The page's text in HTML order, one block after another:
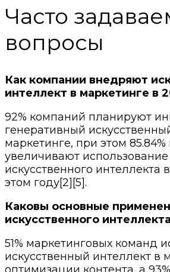
Часто
вопросы
Как компании внедряют
интеллект в маркетинге в
92% компаний планируют
генеративный
маркетинге, при этом
увеличивают использование
искусственного интеллекта
этом году[2][5].
Каковы основные
искусственного
51% маркетинговых команд
искусственный интеллект в